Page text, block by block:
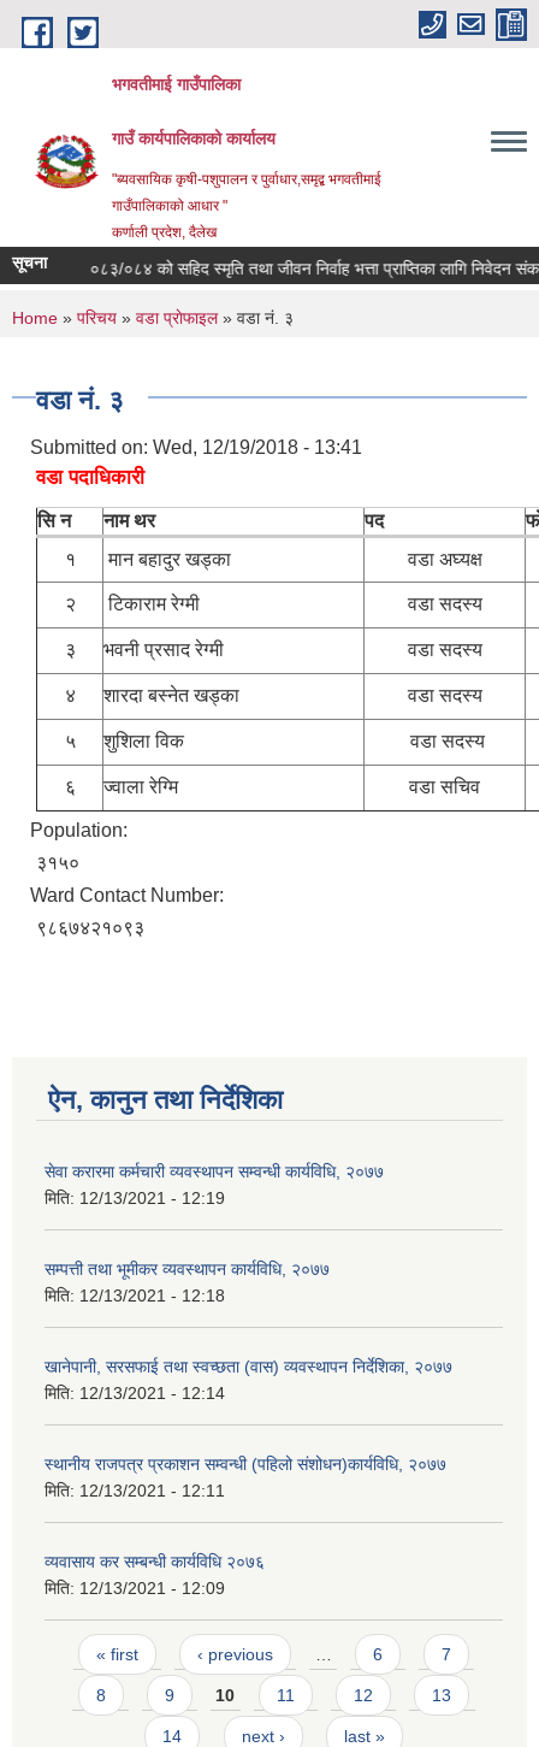
Skip to main content
भगवतीमाई गाउँपालिका
गाउँ कार्यपालिकाको कार्यालय
"ब्यवसायिक कृषी-पशुपालन र पुर्वाधार,समृद्ब भगवतीमाई
गाउँपालिकाको आधार "
कर्णाली प्रदेश, दैलेख
सूचना
आ.व. २०८३/०८४ को सहिद स्मृति तथा जीवन निर्वाह भत्ता प्राप्तिका लागि निवेदन संकलन
You are here
Home » परिचय » वडा प्राेफाइल» वडा नं. ३
वडा नं. ३
Submitted on: Wed, 12/19/2018 - 13:41
वडा पदाधिकारी
सि न नाम थर पद
१
मान बहादुर खड्का वडा अघ्यक्ष
२ टिकाराम रेग्मी वडा सदस्य
३ भवनी प्रसाद रेग्मी वडा सदस्य
४ शारदा बस्नेत खड्का वडा सदस्य
५ शुशिला विक वडा सदस्य
६ ज्वाला रेग्मि वडा सचिव
Population:
३१५०
Ward Contact Number:
९८६७४२१०९३
ऐन, कानुन तथा निर्देशिका
सेवा करारमा कर्मचारी व्यवस्थापन सम्वन्धी कार्यविधि, २०७७
मिति: 12/13/2021 - 12:19
सम्पत्ती तथा भूमीकर व्यवस्थापन कार्यविधि, २०७७
मिति: 12/13/2021 - 12:18
खानेपानी, सरसफाई तथा स्वच्छता (वास) व्यवस्थापन निर्देशिका, २०७७
मिति: 12/13/2021 - 12:14
स्थानीय राजपत्र प्रकाशन सम्वन्धी (पहिलो संशोधन)कार्यविधि, २०७७
मिति: 12/13/2021 - 12:11
व्यवासाय कर सम्बन्धी कार्यविधि २०७६
मिति: 12/13/2021 - 12:09
Pages
« first ‹ previous 6 7
8 9 10 11 12 13
14 next › last »